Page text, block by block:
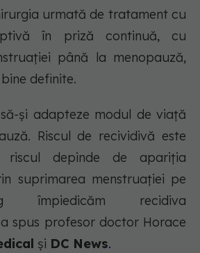
urmată de tratament cu
în priză continuă, cu
până la menopauză,
definite.
și adapteze modul de viață
Riscul de recividivă este
riscul depinde de apariția
suprimarea menstruației pe
împiedicăm recidiva
a spus profesor doctor Horace
și DC News.